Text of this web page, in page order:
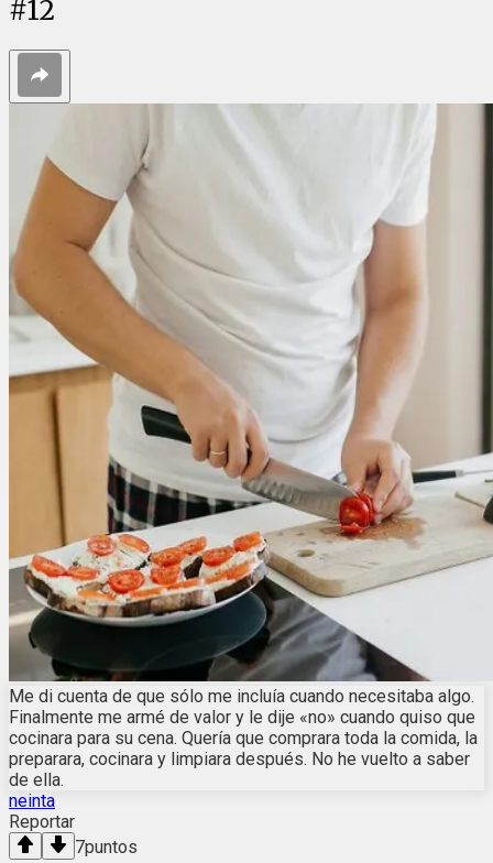
#12
Me di cuenta de que sólo me incluía cuando necesitaba algo.
Finalmente me armé de valor y le dije «no» cuando quiso que
cocinara para su cena. Quería que comprara toda la comida, la
preparara, cocinara y limpiara después. No he vuelto a saber
de ella.
neinta
Reportar
7puntos